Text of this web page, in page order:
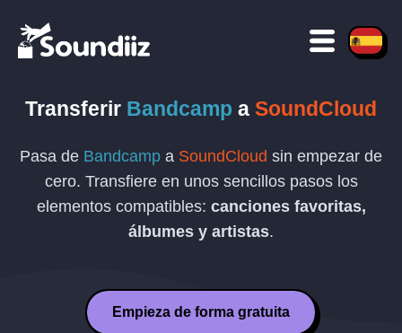
Transferir Bandcamp a SoundCloud
Pasa de Bandcamp a SoundCloud sin empezar de
cero. Transfiere en unos sencillos pasos los
elementos compatibles: canciones favoritas,
álbumes y artistas.
Empieza de forma gratuita